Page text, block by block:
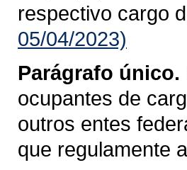
respectivo cargo
05/04/2023)
Parágrafo único.
ocupantes de
outros entes
que regulamente